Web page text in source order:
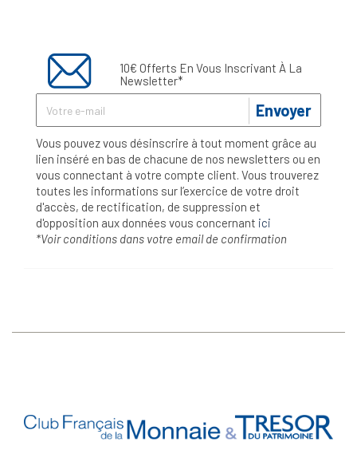
10€ Offerts En Vous Inscrivant À La
Newsletter*
Envoyer
Vous pouvez vous désinscrire à tout moment grâce au
lien inséré en bas de chacune de nos newsletters ou en
vous connectant à votre compte client. Vous trouverez
toutes les informations sur l’exercice de votre droit
d'accès, de rectification, de suppression et
d'opposition aux données vous concernant ici
*Voir conditions dans votre email de confirmation